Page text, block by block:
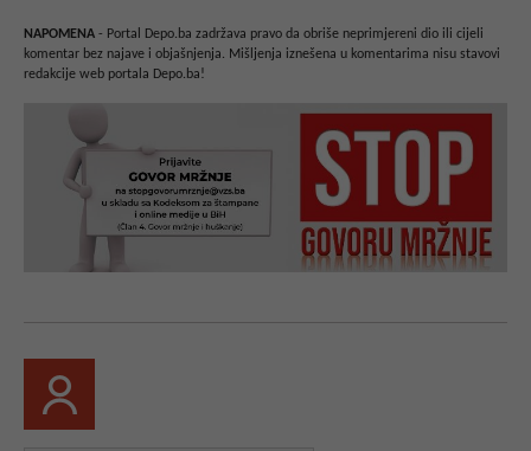
NAPOMENA - Portal Depo.ba zadržava pravo da obriše neprimjereni dio ili cijeli
komentar bez najave i objašnjenja. Mišljenja iznešena u komentarima nisu stavovi
redakcije web portala Depo.ba!